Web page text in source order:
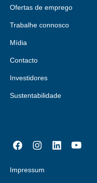
Ofertas de emprego
Trabalhe connosco
Mídia
Contacto
Investidores
Sustentabilidade
Impressum